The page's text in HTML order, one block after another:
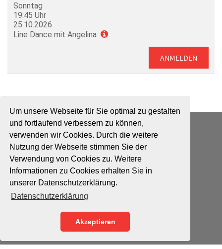
Um unsere Webseite für Sie optimal zu gestalten
und fortlaufend verbessern zu können,
verwenden wir Cookies. Durch die weitere
Nutzung der Webseite stimmen Sie der
Verwendung von Cookies zu. Weitere
Informationen zu Cookies erhalten Sie in
unserer Datenschutzerklärung.
Datenschutzerklärung
Akzeptieren
Sonntag
19:45 Uhr
25.10.2026
Line Dance mit Angelina
ANMELDEN
ADTV Tanzschule Wiesrecker
Schwarzer Weg 1
31224 Peine
Tel. 05171 6639
E-Mail:info@tanzschule-wiesrecker.de
Vertragskündigungen
© Copyright 2021 Tanzschule Wiesrecker